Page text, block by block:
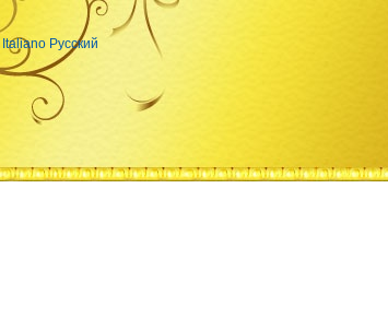
Italiano Русский